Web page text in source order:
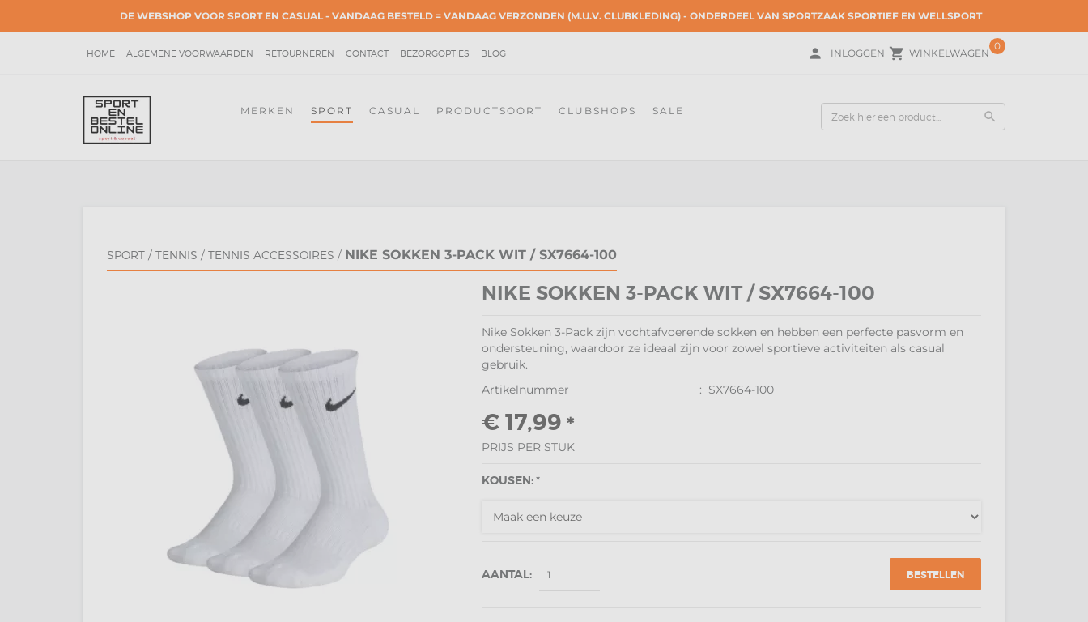
DE WEBSHOP VOOR SPORT EN CASUAL - VANDAAG BESTELD = VANDAAG VERZONDEN (M.U.V. CLUBKLEDING) - ONDERDEEL VAN SPORTZAAK SPORTIEF EN WELLSPORT
HOME ALGEMENE VOORWAARDEN RETOURNEREN CONTACT BEZORGOPTIES BLOG local_grocery_store WINKELWAGEN
0
person INLOGGEN
MERKEN SPORT CASUAL PRODUCTSOORT CLUBSHOPS SALE search
SPORT / TENNIS / TENNIS ACCESSOIRES / NIKE SOKKEN 3-PACK WIT / SX7664-100
NIKE SOKKEN 3-PACK WIT / SX7664-100
Nike Sokken 3-Pack zijn vochtafvoerende sokken en hebben een perfecte pasvorm en
ondersteuning, waardoor ze ideaal zijn voor zowel sportieve activiteiten als casual
gebruik.
Artikelnummer
: SX7664-100
€ 17,99 *
PRIJS PER STUK
KOUSEN: *
AANTAL: BESTELLEN